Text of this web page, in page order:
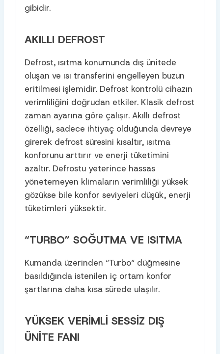
gibidir.
AKILLI DEFROST
Defrost, ısıtma konumunda dış ünitede
oluşan ve ısı transferini engelleyen buzun
eritilmesi işlemidir. Defrost kontrolü cihazın
verimliliğini doğrudan etkiler. Klasik defrost
zaman ayarına göre çalışır. Akıllı defrost
özelliği, sadece ihtiyaç olduğunda devreye
girerek defrost süresini kısaltır, ısıtma
konforunu arttırır ve enerji tüketimini
azaltır. Defrostu yeterince hassas
yönetemeyen klimaların verimliliği yüksek
gözükse bile konfor seviyeleri düşük, enerji
tüketimleri yüksektir.
“TURBO” SOĞUTMA VE ISITMA
Kumanda üzerinden “Turbo“ düğmesine
basıldığında istenilen iç ortam konfor
şartlarına daha kısa sürede ulaşılır.
YÜKSEK VERIMLI SESSIZ DIŞ
ÜNITE FANI